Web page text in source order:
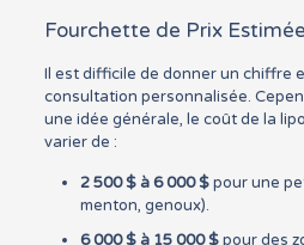
Fourchette de Prix
Il est difficile de donner un chiffre
consultation personnalisée.
une idée générale, le coût de la
varier de :
2 500 $ à 6 000 $pour une
menton, genoux).
6 000 $ à 15 000 $pour des